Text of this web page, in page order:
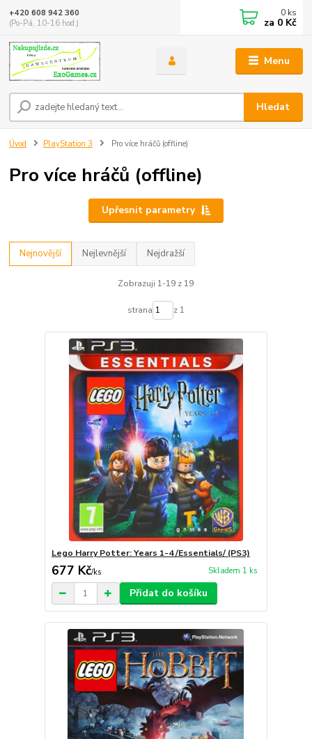
Menu
Hledat
+420 608 942 360
(Po-Pá, 10-16 hod.)
0 ks
za 0 Kč
Úvod PlayStation 3 Pro více hráčů (offline)
Pro více hráčů (offline)
Upřesnit parametry
Nejnovější Nejlevnější Nejdražší
Zobrazuji 1-19 z 19
strana z 1
Lego Harry Potter: Years 1-4 /Essentials/ (PS3)
677 Kč/ks Skladem 1 ks
Přidat do košíku